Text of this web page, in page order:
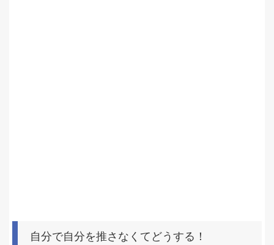
自分で自分を推さなくてどうする！